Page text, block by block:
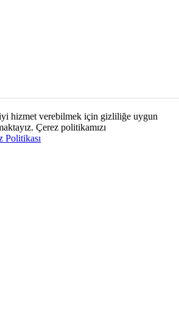
hizmet verebilmek için gizliliğe uygun
Çerez politikamızı
Politikası